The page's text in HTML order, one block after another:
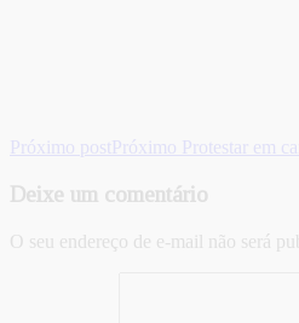
Próximo post Próximo Protestar em
Deixe um comentário
O seu endereço de e-mail não será